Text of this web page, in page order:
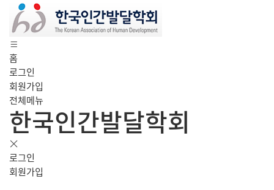
홈
로그인
회원가입
전체메뉴
한국인간발달학회
로그인
회원가입